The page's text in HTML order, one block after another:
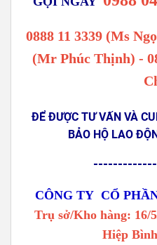
0888 11 3339 (Ms
(Mr Phúc Thịnh) -
ĐỂ ĐƯỢC TƯ VẤN VÀ
BẢO HỘ LAO
CÔNG TY CỔ
Trụ sở/Kho hàng: 16/
Hiệp